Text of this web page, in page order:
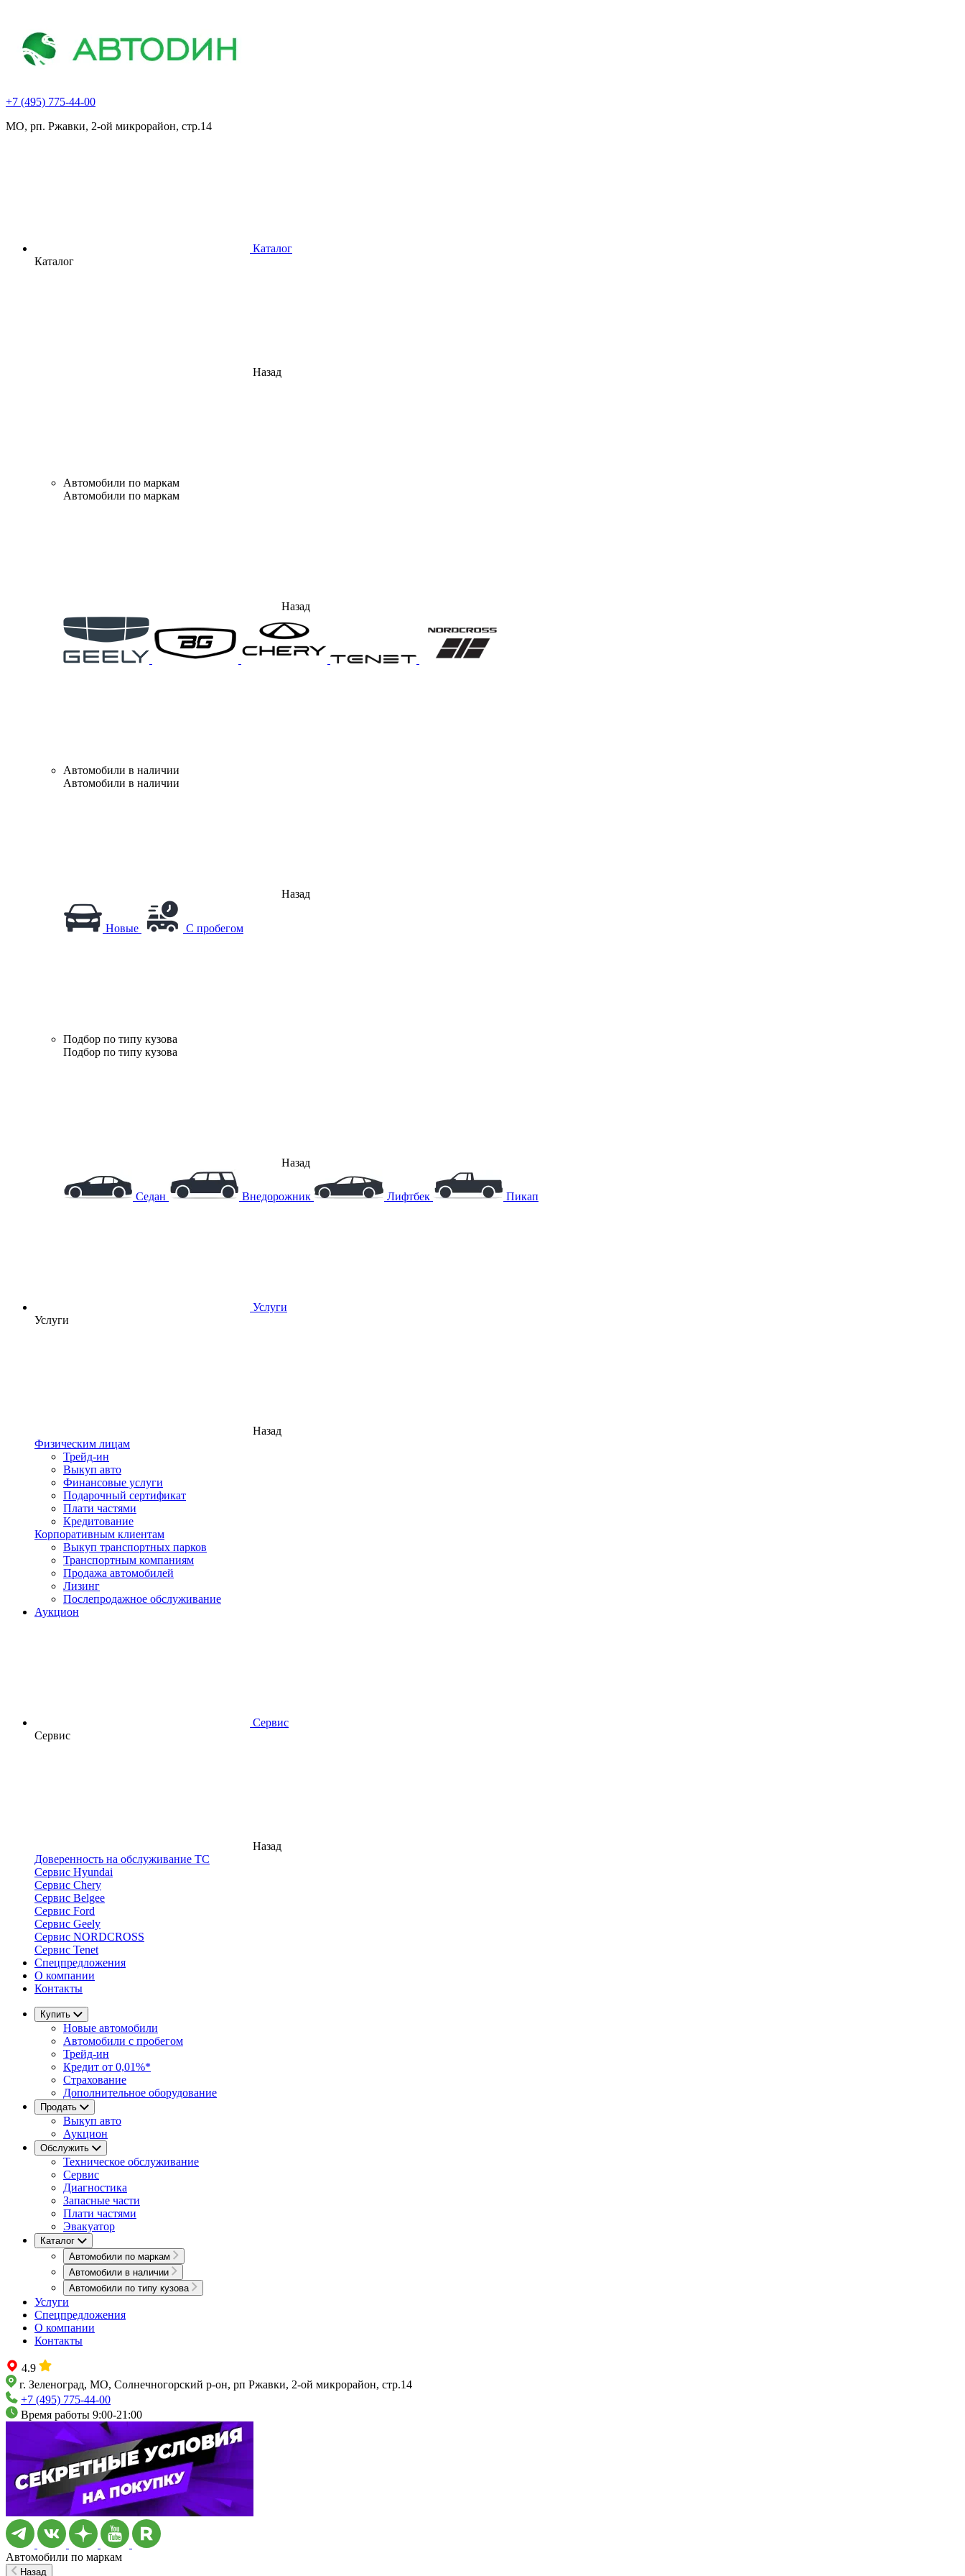
+7 (495) 775-44-00
МО, рп. Ржавки, 2-ой микрорайон, стр.14
Каталог
Каталог
Назад
Автомобили по маркам
Автомобили по маркам
Назад
Автомобили в наличии
Автомобили в наличии
Назад
Новые С пробегом
Подбор по типу кузова
Подбор по типу кузова
Назад
Седан Внедорожник Лифтбек Пикап
Услуги
Услуги
Назад
Физическим лицам
Трейд-ин
Выкуп авто
Финансовые услуги
Подарочный сертификат
Плати частями
Кредитование
Корпоративным клиентам
Выкуп транспортных парков
Транспортным компаниям
Продажа автомобилей
Лизинг
Послепродажное обслуживание
Аукцион
Сервис
Сервис
Назад
Доверенность на обслуживание ТС
Сервис Hyundai
Сервис Chery
Сервис Belgee
Сервис Ford
Сервис Geely
Сервис NORDCROSS
Сервис Tenet
Спецпредложения
О компании
Контакты
Купить
Новые автомобили
Автомобили с пробегом
Трейд-ин
Кредит от 0,01%*
Страхование
Дополнительное оборудование
Продать
Выкуп авто
Аукцион
Обслужить
Техническое обслуживание
Сервис
Диагностика
Запасные части
Плати частями
Эвакуатор
Каталог
Автомобили по маркам
Автомобили в наличии
Автомобили по типу кузова
Услуги
Спецпредложения
О компании
Контакты
4.9
г. Зеленоград, МО, Солнечногорский р-он, рп Ржавки, 2-ой микрорайон, стр.14
+7 (495) 775-44-00
Время работы 9:00-21:00
Автомобили по маркам
Назад